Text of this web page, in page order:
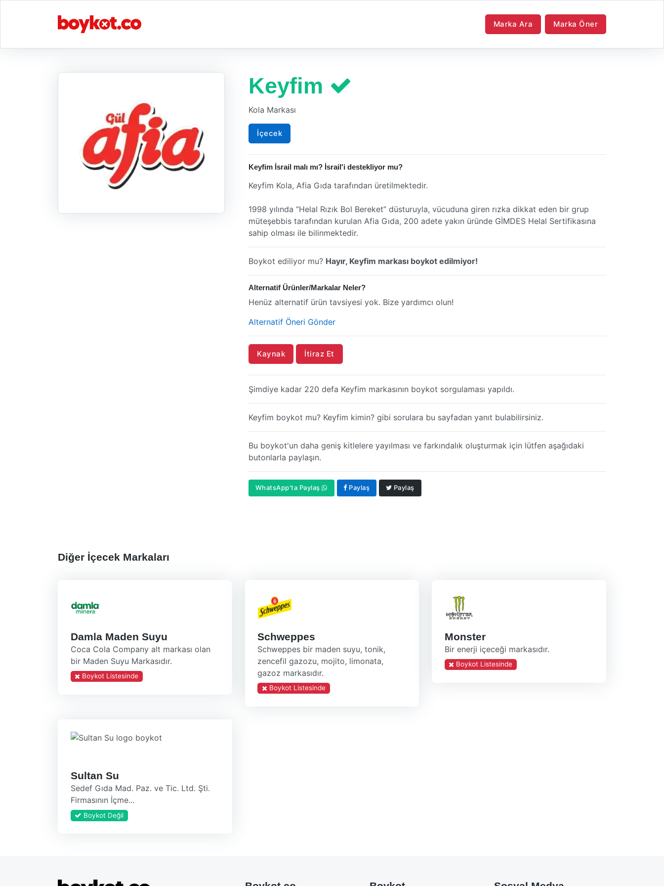
Marka Ara Marka Öner
Keyfim
Kola Markası
İçecek
Keyfim İsrail malı mı? İsrail'i destekliyor mu?
Keyfim Kola, Afia Gıda tarafından üretilmektedir.
1998 yılında “Helal Rızık Bol Bereket” düsturuyla, vücuduna giren rızka dikkat eden bir grup
müteşebbis tarafından kurulan Afia Gıda, 200 adete yakın üründe GİMDES Helal Sertifikasına
sahip olması ile bilinmektedir.
Boykot ediliyor mu? Hayır, Keyfim markası boykot edilmiyor!
Alternatif Ürünler/Markalar Neler?
Henüz alternatif ürün tavsiyesi yok. Bize yardımcı olun!
Alternatif Öneri Gönder
Kaynak İtiraz Et
Şimdiye kadar 220 defa Keyfim markasının boykot sorgulaması yapıldı.
Keyfim boykot mu? Keyfim kimin? gibi sorulara bu sayfadan yanıt bulabilirsiniz.
Bu boykot'un daha geniş kitlelere yayılması ve farkındalık oluşturmak için lütfen aşağıdaki
butonlarla paylaşın.
WhatsApp'ta Paylaş Paylaş Paylaş
Diğer İçecek Markaları
Damla Maden Suyu
Coca Cola Company alt markası olan
bir Maden Suyu Markasıdır.
Boykot Listesinde
Schweppes
Schweppes bir maden suyu, tonik,
zencefil gazozu, mojito, limonata,
gazoz markasıdır.
Boykot Listesinde
Monster
Bir enerji içeceği markasıdır.
Boykot Listesinde
Sultan Su
Sedef Gıda Mad. Paz. ve Tic. Ltd. Şti.
Firmasının İçme...
Boykot Değil